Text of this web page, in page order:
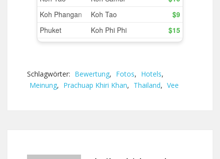
Schlagwörter: Bewertung, Fotos, Hotels,
Meinung, Prachuap Khiri Khan, Thailand, Vee